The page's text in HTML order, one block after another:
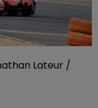
Lateur /